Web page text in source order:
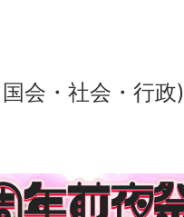
会・社会・行政)